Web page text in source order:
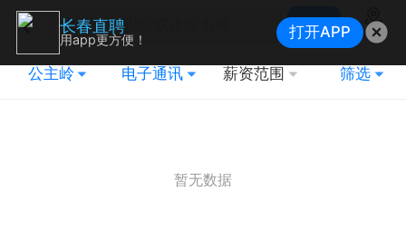
搜索
地图
公主岭 电子通讯 薪资范围 筛选
暂无数据
长春直聘
用app更方便！ 打开APP